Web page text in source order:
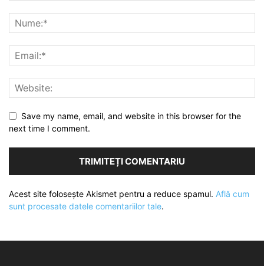
Save my name, email, and website in this browser for the
next time I comment.
Acest site folosește Akismet pentru a reduce spamul. Află cum
sunt procesate datele comentariilor tale.